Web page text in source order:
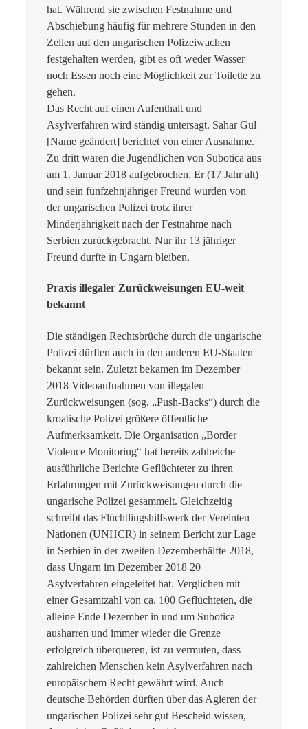
hat. Während sie zwischen Festnahme und
Abschiebung häufig für mehrere Stunden in den
Zellen auf den ungarischen Polizeiwachen
festgehalten werden, gibt es oft weder Wasser
noch Essen noch eine Möglichkeit zur Toilette zu
gehen.
Das Recht auf einen Aufenthalt und
Asylverfahren wird ständig untersagt. Sahar Gul
[Name geändert] berichtet von einer Ausnahme.
Zu dritt waren die Jugendlichen von Subotica aus
am 1. Januar 2018 aufgebrochen. Er (17 Jahr alt)
und sein fünfzehnjähriger Freund wurden von
der ungarischen Polizei trotz ihrer
Minderjährigkeit nach der Festnahme nach
Serbien zurückgebracht. Nur ihr 13 jähriger
Freund durfte in Ungarn bleiben.
Praxis illegaler Zurückweisungen EU-weit
bekannt
Die ständigen Rechtsbrüche durch die ungarische
Polizei dürften auch in den anderen EU-Staaten
bekannt sein. Zuletzt bekamen im Dezember
2018 Videoaufnahmen von illegalen
Zurückweisungen (sog. „Push-Backs“) durch die
kroatische Polizei größere öffentliche
Aufmerksamkeit. Die Organisation „Border
Violence Monitoring“ hat bereits zahlreiche
ausführliche Berichte Geflüchteter zu ihren
Erfahrungen mit Zurückweisungen durch die
ungarische Polizei gesammelt. Gleichzeitig
schreibt das Flüchtlingshilfswerk der Vereinten
Nationen (UNHCR) in seinem Bericht zur Lage
in Serbien in der zweiten Dezemberhälfte 2018,
dass Ungarn im Dezember 2018 20
Asylverfahren eingeleitet hat. Verglichen mit
einer Gesamtzahl von ca. 100 Geflüchteten, die
alleine Ende Dezember in und um Subotica
ausharren und immer wieder die Grenze
erfolgreich überqueren, ist zu vermuten, dass
zahlreichen Menschen kein Asylverfahren nach
europäischem Recht gewährt wird. Auch
deutsche Behörden dürften über das Agieren der
ungarischen Polizei sehr gut Bescheid wissen,